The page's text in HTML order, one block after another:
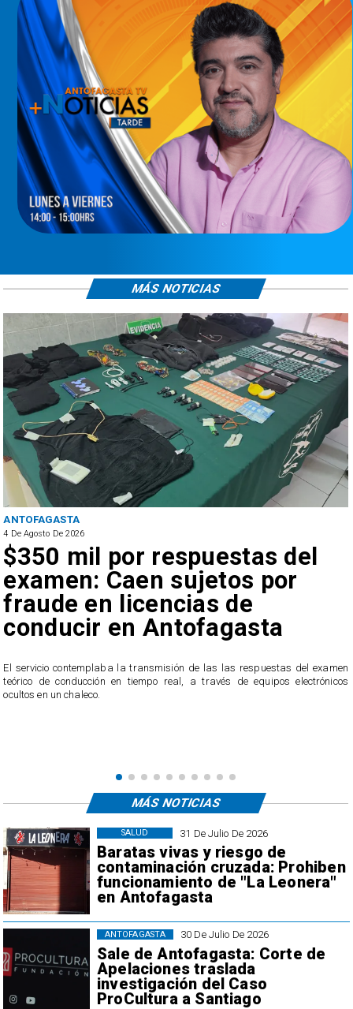
ANTOFAGASTA
4 De Agosto De 2026
$350 mil por respuestas del
examen: Caen sujetos por
fraude en licencias de
conducir en Antofagasta
El servicio contemplaba la transmisión de las las respuestas del examen
teórico de conducción en tiempo real, a través de equipos electrónicos
ocultos en un chaleco.
MÁS NOTICIAS
31 De Julio De 2026
Baratas vivas y riesgo de
contaminación cruzada: Prohiben
funcionamiento de "La Leonera"
en Antofagasta
SALUD
30 De Julio De 2026
Sale de Antofagasta: Corte de
Apelaciones traslada
investigación del Caso
ProCultura a Santiago
ANTOFAGASTA
MÁS NOTICIAS